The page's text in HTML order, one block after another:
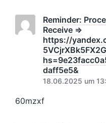
Reminder:
Receive =>
https://
daff5e5&
18.06.2025 um
60mzxf